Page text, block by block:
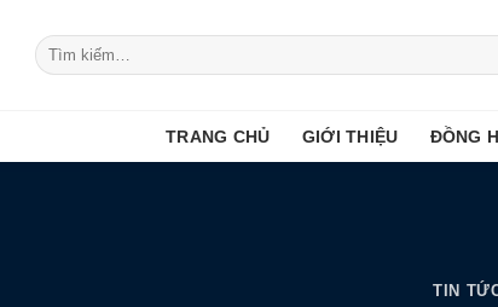
Tìm
kiếm:
TRANG CHỦ GIỚI THIỆU ĐỒNG
TIN